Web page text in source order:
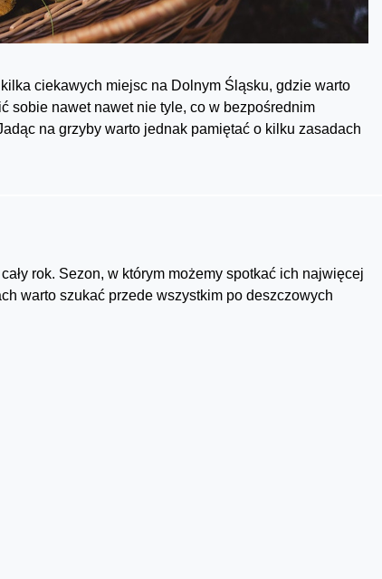
ciekawych miejsc na Dolnym Śląsku, gdzie warto
sobie nawet nawet nie tyle, co w bezpośrednim
na grzyby warto jednak pamiętać o kilku zasadach
rok. Sezon, w którym możemy spotkać ich najwięcej
warto szukać przede wszystkim po deszczowych